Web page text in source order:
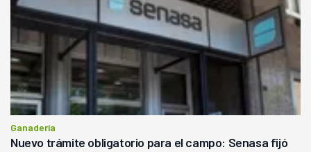
Ganadería
Nuevo trámite obligatorio para el campo: Senasa fijó